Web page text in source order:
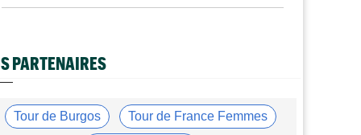
Tour de France Femmes
cyclisme"
PARTENAIRES
Tour de Burgos Tour de France Femmes